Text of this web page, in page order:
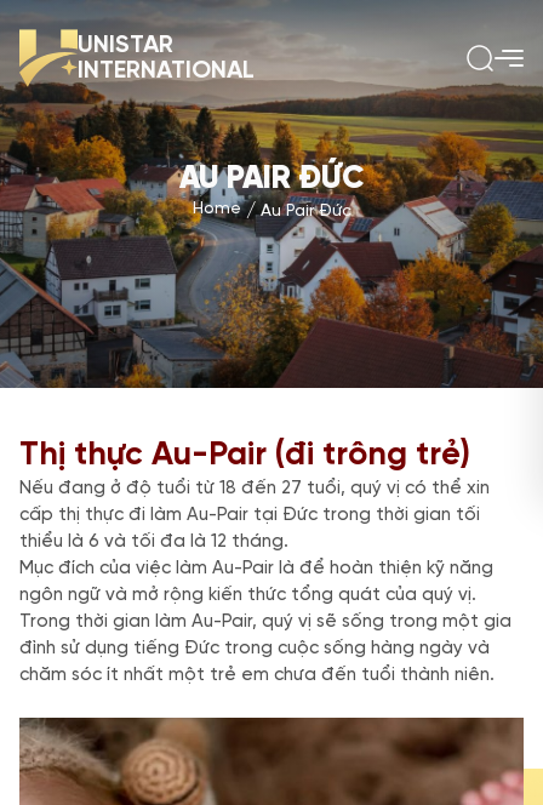
UNISTAR
INTERNATIONAL
AU PAIR ĐỨC
Home Au Pair Đức
Thị thực Au-Pair (đi trông trẻ)
Nếu đang ở độ tuổi từ 18 đến 27 tuổi, quý vị có thể xin
cấp thị thực đi làm Au-Pair tại Đức trong thời gian tối
thiểu là 6 và tối đa là 12 tháng.
Mục đích của việc làm Au-Pair là để hoàn thiện kỹ năng
ngôn ngữ và mở rộng kiến ​​thức tổng quát của quý vị.
Trong thời gian làm Au-Pair, quý vị sẽ sống trong một gia
đình sử dụng tiếng Đức trong cuộc sống hàng ngày và
chăm sóc ít nhất một trẻ em chưa đến tuổi thành niên.